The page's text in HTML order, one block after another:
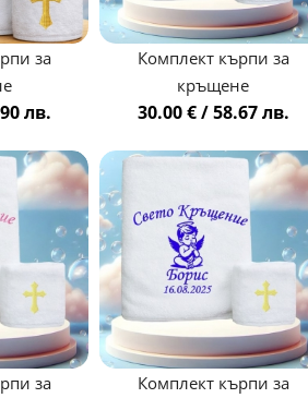
за
лв.
Комплект кърпи за
кръщене
30.00 € / 58.67 лв.
за
Комплект кърпи за